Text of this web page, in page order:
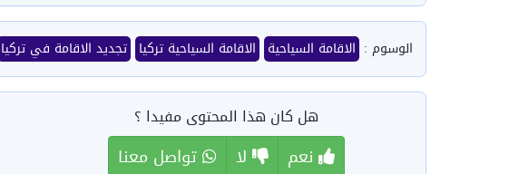
الوسوم : الاقامة السياحية الاقامة السياحية تركيا تجديد الاقامة في تركيا
هل كان هذا المحتوى مفيدا ؟
نعم لا تواصل معنا